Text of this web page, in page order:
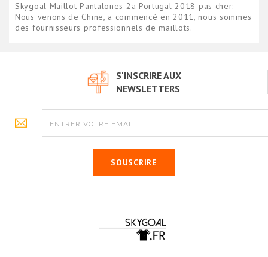
Skygoal Maillot Pantalones 2a Portugal 2018 pas cher:
Nous venons de Chine, a commencé en 2011, nous sommes
des fournisseurs professionnels de maillots.
S'INSCRIRE AUX
NEWSLETTERS
SOUSCRIRE